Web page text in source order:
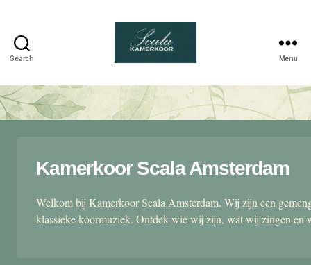
Search
kamerkoor
Menu
Kamerkoor Scala Amsterdam
Welkom bij Kamerkoor Scala Amsterdam. Wij zijn een
klassieke koormuziek. Ontdek wie wij zijn, wat wij zingen en